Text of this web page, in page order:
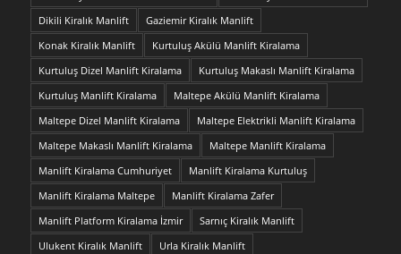
Dikili Kiralık Manlift
Gaziemir Kiralık Manlift
Konak Kiralık Manlift
Kurtuluş Akülü Manlift Kiralama
Kurtuluş Dizel Manlift Kiralama
Kurtuluş Makaslı Manlift Kiralama
Kurtuluş Manlift Kiralama
Maltepe Akülü Manlift Kiralama
Maltepe Dizel Manlift Kiralama
Maltepe Elektrikli Manlift Kiralama
Maltepe Makaslı Manlift Kiralama
Maltepe Manlift Kiralama
Manlift Kiralama Cumhuriyet
Manlift Kiralama Kurtuluş
Manlift Kiralama Maltepe
Manlift Kiralama Zafer
Manlift Platform Kiralama İzmir
Sarnıç Kiralık Manlift
Ulukent Kiralık Manlift
Urla Kiralık Manlift